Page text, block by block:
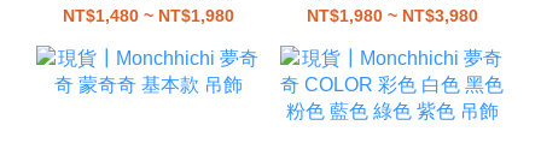
夢奇奇 凱蒂 娃娃
NT$1,480 ~ NT$1,980
頭 蝴蝶 娃娃 吊飾
NT$1,980 ~ NT$3,980